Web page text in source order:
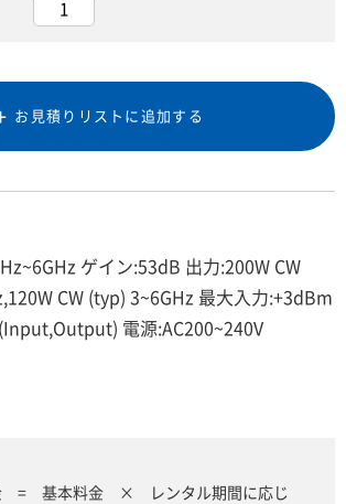
お見積りリストに追加する
ゲイン:53dB 出力:200W CW
CW (typ) 3~6GHz 最大入力:+3dBm
電源:AC200~240V
= 基本料金 × レンタル期間に応じ